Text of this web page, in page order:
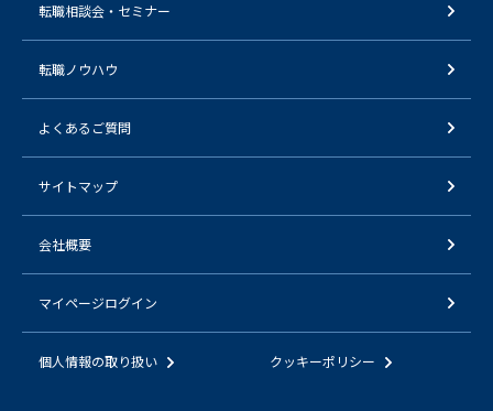
転職相談会・セミナー
転職ノウハウ
よくあるご質問
サイトマップ
会社概要
マイページログイン
個人情報の取り扱い クッキーポリシー